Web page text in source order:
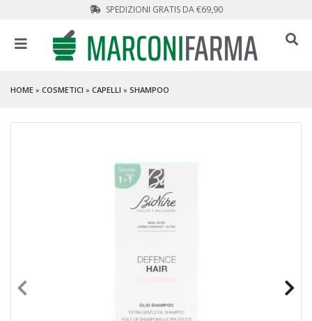
SPEDIZIONI GRATIS DA €69,90
HOME » COSMETICI » CAPELLI » SHAMPOO